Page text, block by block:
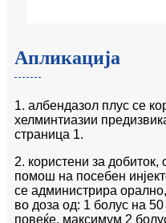
Апликација
1. албендазол плус се
хелминтиазии
страница 1.
2. користени за
помош на посебен
се администрира
во доза од: 1 болус на
повеќе, максимум 2